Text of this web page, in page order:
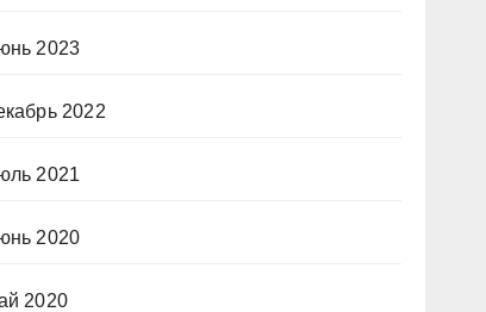
2023
2022
2021
2020
2020